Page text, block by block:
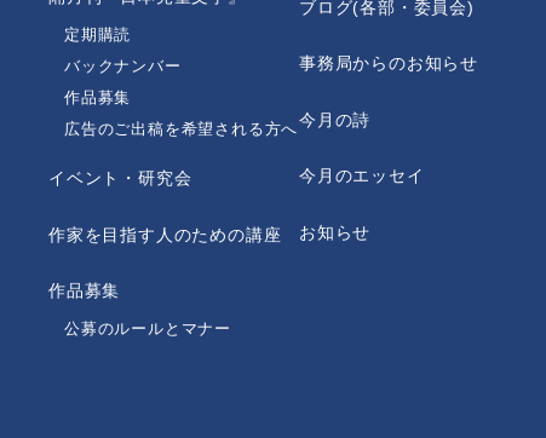
定期購読
バックナンバー
作品募集
広告のご出稿を希望される方へ
イベント・研究会
作家を目指す人のための講座
作品募集
公募のルールとマナー
ブログ(各部・委員会)
事務局からのお知らせ
今月の詩
今月のエッセイ
お知らせ